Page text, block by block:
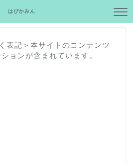
はぴかみん
表記＞本サイトのコンテンツ
ョンが含まれています。